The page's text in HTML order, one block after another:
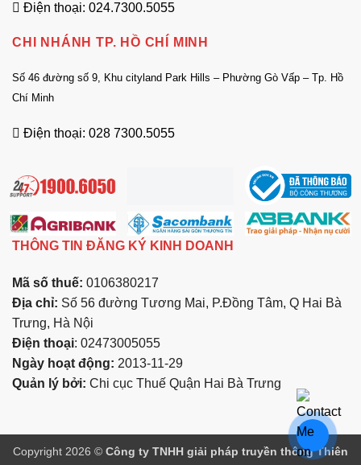
Điện thoại: 024.7300.5055
CHI NHÁNH TP. HỒ CHÍ MINH
Số 46 đường số 9, Khu cityland Park Hills – Phường Gò Vấp – Tp. Hồ
Chí Minh
Điện thoại: 028 7300.5055
THÔNG TIN ĐĂNG KÝ KINH DOANH
Mã số thuế: 0106380217
Địa chỉ: Số 56 đường Tương Mai, P.Đồng Tâm, Q Hai Bà
Trưng, Hà Nội
Điện thoại: 02473005055
Ngày hoạt động: 2013-11-29
Quản lý bởi: Chi cục Thuế Quận Hai Bà Trưng
Copyright 2026 © Công ty TNHH giải pháp truyền thông Thiên